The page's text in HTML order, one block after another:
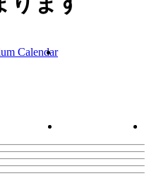
Calendar